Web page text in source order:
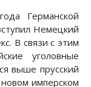
Германской
Немецкий
В связи с этим
уголовные
выше прусский
имперском